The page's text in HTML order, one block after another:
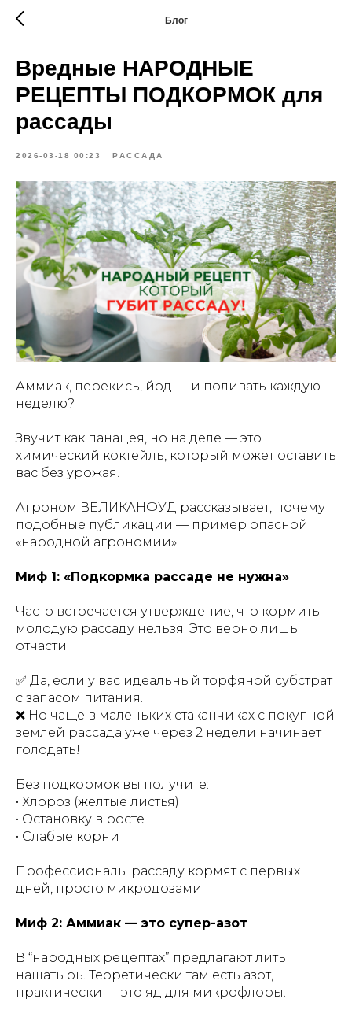
Блог
Вредные НАРОДНЫЕ
РЕЦЕПТЫ ПОДКОРМОК для
рассады
2026-03-18 00:23 РАССАДА
Аммиак, перекись, йод — и поливать каждую
неделю?
Звучит как панацея, но на деле — это
химический коктейль, который может оставить
вас без урожая.
Агроном ВЕЛИКАНФУД рассказывает, почему
подобные публикации — пример опасной
«народной агрономии».
Миф 1: «Подкормка рассаде не нужна»
Часто встречается утверждение, что кормить
молодую рассаду нельзя. Это верно лишь
отчасти.
✅ Да, если у вас идеальный торфяной субстрат
с запасом питания.
❌ Но чаще в маленьких стаканчиках с покупной
землей рассада уже через 2 недели начинает
голодать!
Без подкормок вы получите:
• Хлороз (желтые листья)
• Остановку в росте
• Слабые корни
Профессионалы рассаду кормят с первых
дней, просто микродозами.
Миф 2: Аммиак — это супер-азот
В “народных рецептах” предлагают лить
нашатырь. Теоретически там есть азот,
практически — это яд для микрофлоры.